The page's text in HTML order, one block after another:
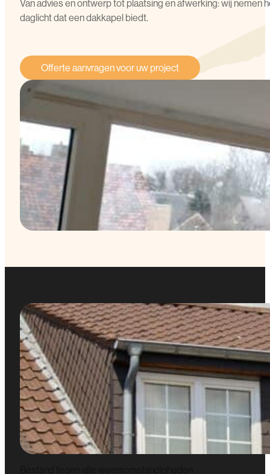
Van advies en ontwerp tot plaatsing en afwerking: wij nemen
daglicht dat een dakkapel biedt.
Offerte aanvragen voor uw project